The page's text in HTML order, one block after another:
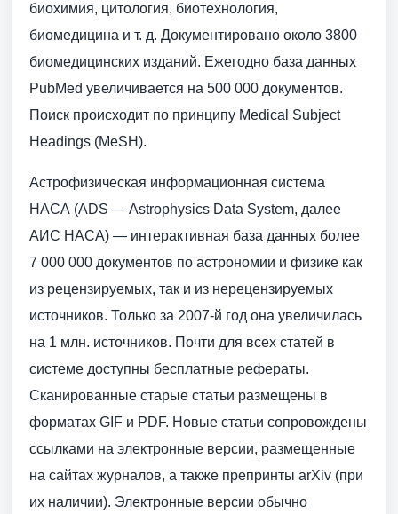
биохимия, цитология, биотехнология,
биомедицина и т. д. Документировано около 3800
биомедицинских изданий. Ежегодно база данных
PubMed увеличивается на 500 000 документов.
Поиск происходит по принципу Medical Subject
Headings (MeSH).
Астрофизическая информационная система
НАСА (ADS — Astrophysics Data System, далее
АИС НАСА) — интерактивная база данных более
7 000 000 документов по астрономии и физике как
из рецензируемых, так и из нерецензируемых
источников. Только за 2007-й год она увеличилась
на 1 млн. источников. Почти для всех статей в
системе доступны бесплатные рефераты.
Сканированные старые статьи размещены в
форматах GIF и PDF. Новые статьи сопровождены
ссылками на электронные версии, размещенные
на сайтах журналов, а также препринты arXiv (при
их наличии). Электронные версии обычно